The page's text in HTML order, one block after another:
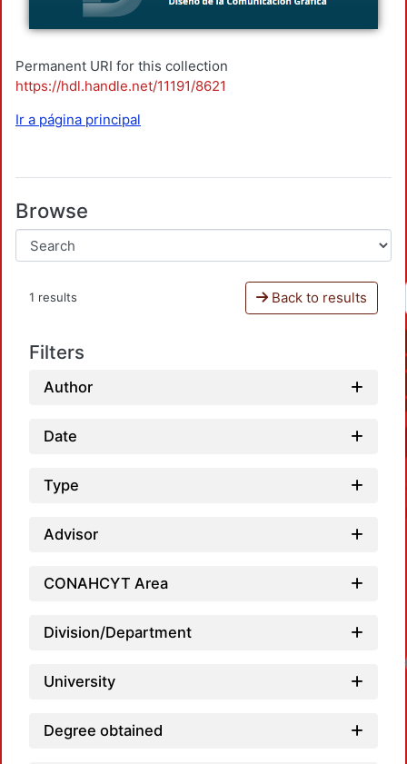
Permanent URI for this collection
https://hdl.handle.net/11191/8621
Ir a página principal
Browse
1 results Back to results
Filters
Author
Date
Type
Advisor
CONAHCYT Area
Division/Department
University
Degree obtained